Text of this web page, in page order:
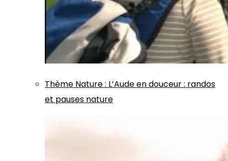
Thème Nature: L’Aude en douceur : randos
et pauses nature